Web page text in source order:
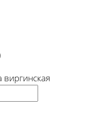
виргинская